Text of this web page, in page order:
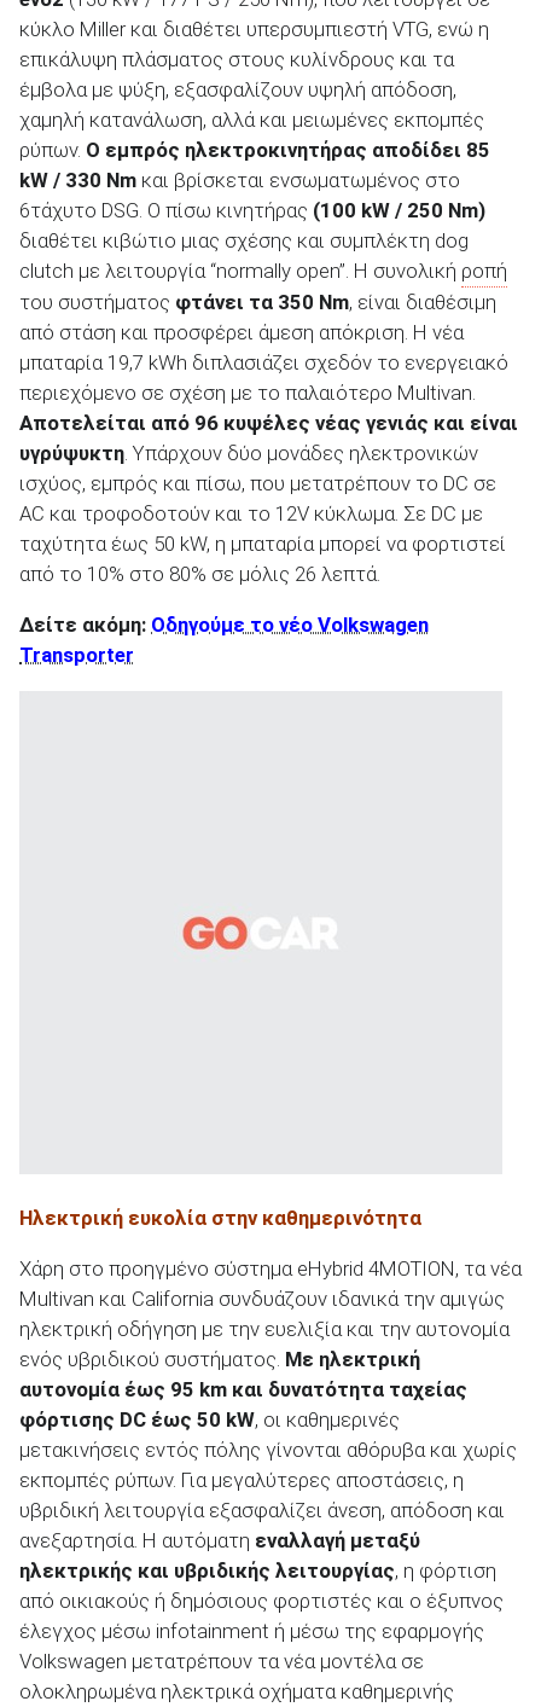
κύκλο Miller και διαθέτει υπερσυμπιεστή VTG, ενώ η
επικάλυψη πλάσματος στους κυλίνδρους και τα
έμβολα με ψύξη, εξασφαλίζουν υψηλή απόδοση,
χαμηλή κατανάλωση, αλλά και μειωμένες εκπομπές
ρύπων. Ο εμπρός ηλεκτροκινητήρας αποδίδει 85
kW / 330 Nm και βρίσκεται ενσωματωμένος στο
6τάχυτο DSG. Ο πίσω κινητήρας (100 kW / 250 Nm)
διαθέτει κιβώτιο μιας σχέσης και συμπλέκτη dog
clutch με λειτουργία “normally open”. Η συνολική ροπή
του συστήματος φτάνει τα 350 Nm, είναι διαθέσιμη
από στάση και προσφέρει άμεση απόκριση. Η νέα
μπαταρία 19,7 kWh διπλασιάζει σχεδόν το ενεργειακό
περιεχόμενο σε σχέση με το παλαιότερο Multivan.
Αποτελείται από 96 κυψέλες νέας γενιάς και είναι
υγρύψυκτη. Υπάρχουν δύο μονάδες ηλεκτρονικών
ισχύος, εμπρός και πίσω, που μετατρέπουν το DC σε
AC και τροφοδοτούν και το 12V κύκλωμα. Σε DC με
ταχύτητα έως 50 kW, η μπαταρία μπορεί να φορτιστεί
από το 10% στο 80% σε μόλις 26 λεπτά.
Δείτε ακόμη: Οδηγούμε το νέο Volkswagen
Transporter
Ηλεκτρική ευκολία στην καθημερινότητα
Χάρη στο προηγμένο σύστημα eHybrid 4MOTION, τα νέα
Multivan και California συνδυάζουν ιδανικά την αμιγώς
ηλεκτρική οδήγηση με την ευελιξία και την αυτονομία
ενός υβριδικού συστήματος. Με ηλεκτρική
αυτονομία έως 95 km και δυνατότητα ταχείας
φόρτισης DC έως 50 kW, οι καθημερινές
μετακινήσεις εντός πόλης γίνονται αθόρυβα και χωρίς
εκπομπές ρύπων. Για μεγαλύτερες αποστάσεις, η
υβριδική λειτουργία εξασφαλίζει άνεση, απόδοση και
ανεξαρτησία. Η αυτόματη εναλλαγή μεταξύ
ηλεκτρικής και υβριδικής λειτουργίας, η φόρτιση
από οικιακούς ή δημόσιους φορτιστές και ο έξυπνος
έλεγχος μέσω infotainment ή μέσω της εφαρμογής
Volkswagen μετατρέπουν τα νέα μοντέλα σε
ολοκληρωμένα ηλεκτρικά οχήματα καθημερινής